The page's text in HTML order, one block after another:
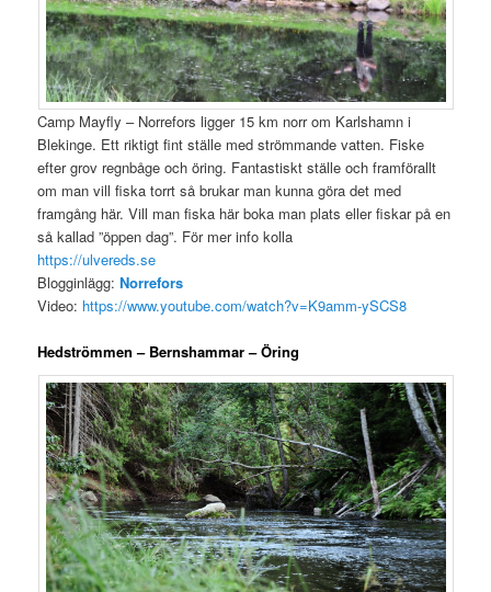
Camp Mayfly – Norrefors ligger 15 km norr om Karlshamn i
Blekinge. Ett riktigt fint ställe med strömmande vatten. Fiske
efter grov regnbåge och öring. Fantastiskt ställe och framförallt
om man vill fiska torrt så brukar man kunna göra det med
framgång här. Vill man fiska här boka man plats eller fiskar på en
så kallad ”öppen dag”. För mer info kolla
https://ulvereds.se
Blogginlägg:Norrefors
Video: https://www.youtube.com/watch?v=K9amm-ySCS8
Hedströmmen – Bernshammar – Öring